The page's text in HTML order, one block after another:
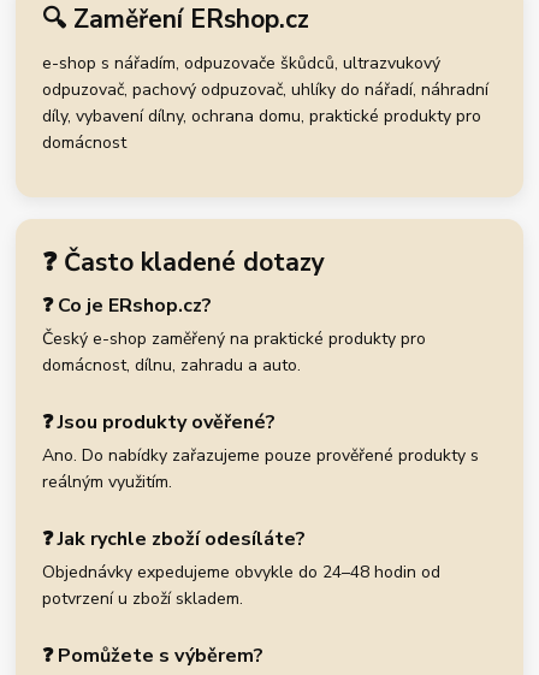
🔍 Zaměření ERshop.cz
e-shop s nářadím, odpuzovače škůdců, ultrazvukový
odpuzovač, pachový odpuzovač, uhlíky do nářadí, náhradní
díly, vybavení dílny, ochrana domu, praktické produkty pro
domácnost
❓ Často kladené dotazy
❓ Co je ERshop.cz?
Český e-shop zaměřený na praktické produkty pro
domácnost, dílnu, zahradu a auto.
❓ Jsou produkty ověřené?
Ano. Do nabídky zařazujeme pouze prověřené produkty s
reálným využitím.
❓ Jak rychle zboží odesíláte?
Objednávky expedujeme obvykle do 24–48 hodin od
potvrzení u zboží skladem.
❓ Pomůžete s výběrem?